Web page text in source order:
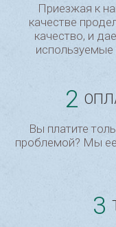
Приезжая к
качестве
качество, и
используемые
2
Вы платите
проблемой? Мы
3